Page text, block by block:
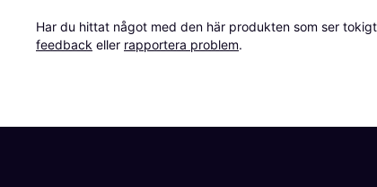
Har du hittat något med den här produkten som ser
feedback eller rapportera problem.